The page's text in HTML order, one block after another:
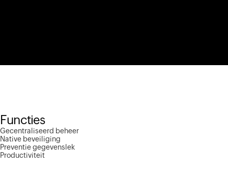
Functies
Gecentraliseerd beheer
Native beveiliging
Preventie gegevenslek
Productiviteit